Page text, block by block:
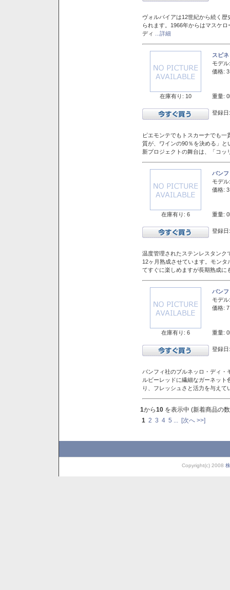
ヴォルパイアは12世紀から続く
られます。1966年からはマスケ
ディ
...詳細
在庫有り: 10
スピ
モデル:
価格:
重量:
登録
ピエモンテでもトスカーナでも
質が、ワインの90％を決める」
新プロジェクトの舞台は、「コ
在庫有り: 6
バン
モデル:
価格:
重量:
登録
温度管理されたステンレスタンク
12ヶ月熟成させています。モン
てすぐに楽しめますが長期熟成に
在庫有り: 6
バン
モデル:
価格:
重量:
登録
バンフィ社のブルネッロ・ディ
ルビーレッドに繊細なガーネッ
り、フレッシュさと活力を与え
1から10 を表示中 (新着商品の
1 2 3 4 5 [次へ >>]
Copyright(c) 2008